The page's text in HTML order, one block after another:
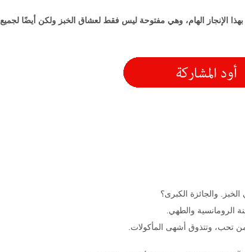
الإنجاز الهام، وهي مفتوحة ليس فقط لعشاق الخبز ولكن أيضًا لجميع
والجائزة الكبرى؟
الرومانسية والطهي.
تحب، وتتذوق أشهى المأكولات.